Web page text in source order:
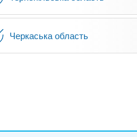
Черкаська область